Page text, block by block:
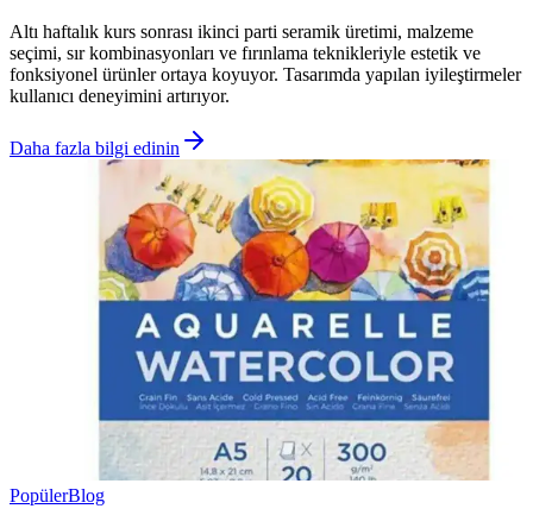
Altı haftalık kurs sonrası ikinci parti seramik üretimi, malzeme
seçimi, sır kombinasyonları ve fırınlama teknikleriyle estetik ve
fonksiyonel ürünler ortaya koyuyor. Tasarımda yapılan iyileştirmeler
kullanıcı deneyimini artırıyor.
Daha fazla bilgi edinin
PopülerBlog